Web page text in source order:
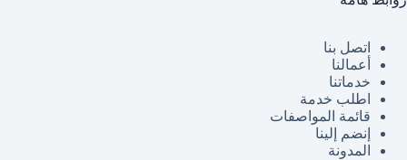
اتصل بنا
أعمالنا
خدماتنا
اطلب خدمة
قائمة المواصفات
إنضم إلينا
المدونة